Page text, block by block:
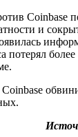
Coinbase
и
более